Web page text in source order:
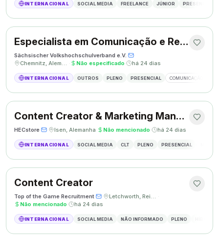
INTERNACIONAL SOCIAL MEDIA FREELANCE JÚNIOR PRESENCIAL
Especialista em Comunicação e Relações Públicas
Sächsischer Volkshochschulverband e.V.·
·
Chemnitz, Alemanha · Não especificado· há 24 dias
INTERNACIONAL OUTROS PLENO PRESENCIAL COMUNICAÇÃO
Content Creator & Marketing Manager
HECstore· · Isen, Alemanha· Não mencionado· há 24 dias
INTERNACIONAL SOCIAL MEDIA CLT PLENO PRESENCIAL
Content Creator
Top of the Game Recruitment· · Letchworth, Reino Unido ·
Não mencionado· há 24 dias
INTERNACIONAL SOCIAL MEDIA NÃO INFORMADO PLENO